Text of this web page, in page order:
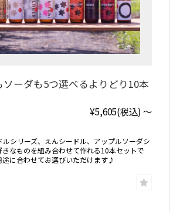
ソーダも5つ選べるよりどり10本
¥5,605(税込) ～
ルシリーズ、えんシードル、アップルソーダシ
きなものを組み合わせて作れる10本セットで
途に合わせてお選びいただけます♪